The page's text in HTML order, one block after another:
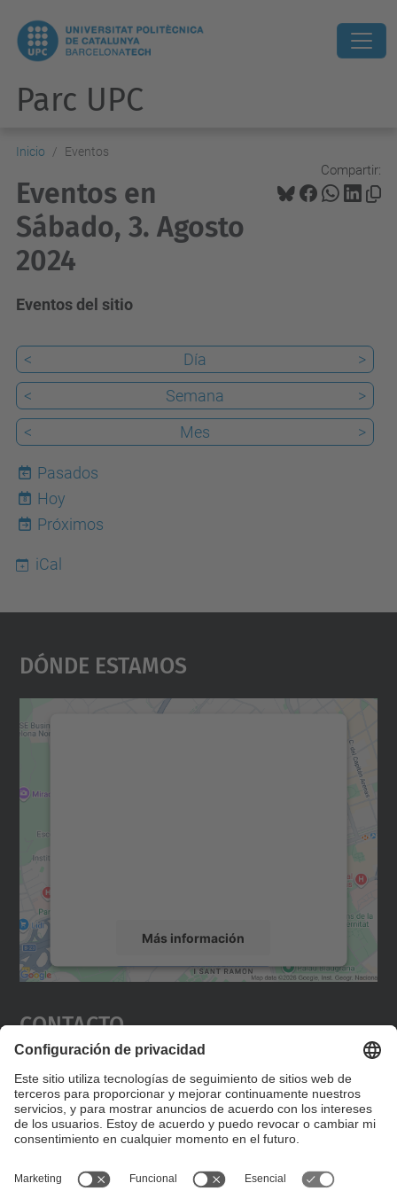
Parc UPC
Inicio Eventos
Compartir:
Eventos en
Sábado, 3. Agosto
2024
Eventos del sitio
< Día
>
<
Semana
>
<
Mes >
Pasados
8
Hoy
Próximos
iCal
Dónde Estamos
Más información
Aceptar
powered by
Contacto
Editad en la página "Contacto personalizado", que
encontraréis en la raíz de español, vuestros datos
personalizados de contacto.
Formulario de contacto